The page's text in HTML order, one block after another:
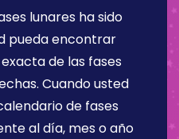
lunares ha sido
pueda encontrar
de las fases
Cuando usted
de fases
al día, mes o año